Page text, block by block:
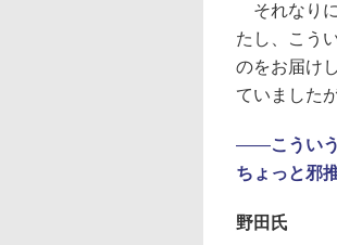
それなり
たし、こう
のをお届け
ていました
――こうい
ちょっと邪
野田氏